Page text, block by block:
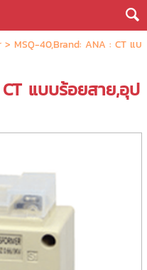
> MSQ-40,Brand: ANA : CT แบ
แบบร้อยสาย,อุป